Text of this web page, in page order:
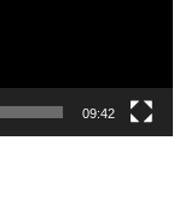
09:42